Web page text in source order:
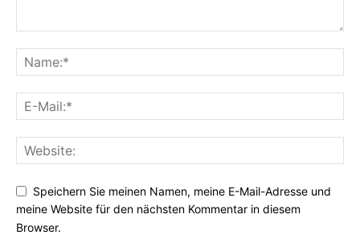
Speichern Sie meinen Namen, meine E-Mail-Adresse und
meine Website für den nächsten Kommentar in diesem
Browser.